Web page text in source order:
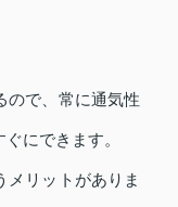
ので、常に通気性
にできます。
メリットがありま